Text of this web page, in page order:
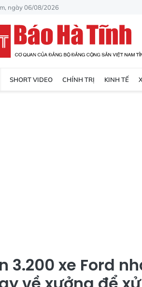
ngày 06/08/2026
SHORT VIDEO CHÍNH TRỊ KINH TẾ
3.200 xe Ford